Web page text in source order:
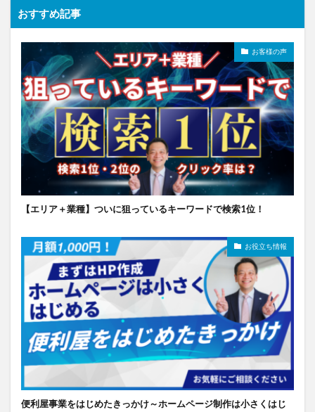
おすすめ記事
お客様の声
【エリア＋業種】ついに狙っているキーワードで検索1位！
お役立ち情報
便利屋事業をはじめたきっかけ～ホームページ制作は小さくはじ